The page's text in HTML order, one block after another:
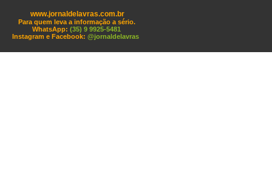
www.jornaldelavras.com.br
Para quem leva a informação a sério.
WhatsApp: (35) 9 9925-5481
Instagram e Facebook: @jornaldelavras